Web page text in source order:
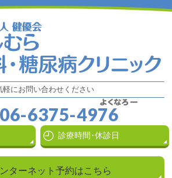
軽にお問い合わせください
06-6375-4976
診療時間･休診日
ターネット予約はこちら